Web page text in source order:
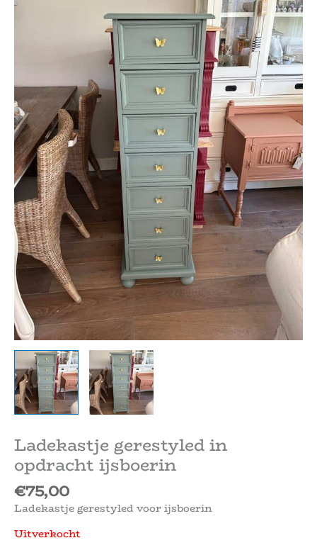
Ladekastje gerestyled in
opdracht ijsboerin
€75,00
Ladekastje gerestyled voor ijsboerin
Uitverkocht